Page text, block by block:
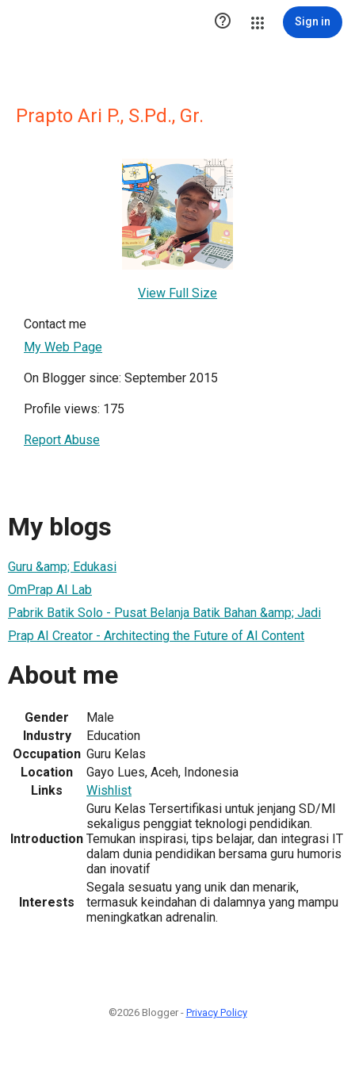
 Sign in
Prapto Ari P., S.Pd., Gr.
View Full Size
Contact me
My Web Page
On Blogger since: September 2015
Profile views: 175
Report Abuse
My blogs
Guru &amp; Edukasi
OmPrap AI Lab
Pabrik Batik Solo - Pusat Belanja Batik Bahan &amp; Jadi
Prap AI Creator - Architecting the Future of AI Content
About me
Gender
Male
Industry
Education
Occupation Guru Kelas
Location
Gayo Lues, Aceh, Indonesia
Links
Wishlist
Introduction
Guru Kelas Tersertifikasi untuk jenjang SD/MI
sekaligus penggiat teknologi pendidikan.
Temukan inspirasi, tips belajar, dan integrasi IT
dalam dunia pendidikan bersama guru humoris
dan inovatif
Interests
Segala sesuatu yang unik dan menarik,
termasuk keindahan di dalamnya yang mampu
meningkatkan adrenalin.
©2026 Blogger - Privacy Policy